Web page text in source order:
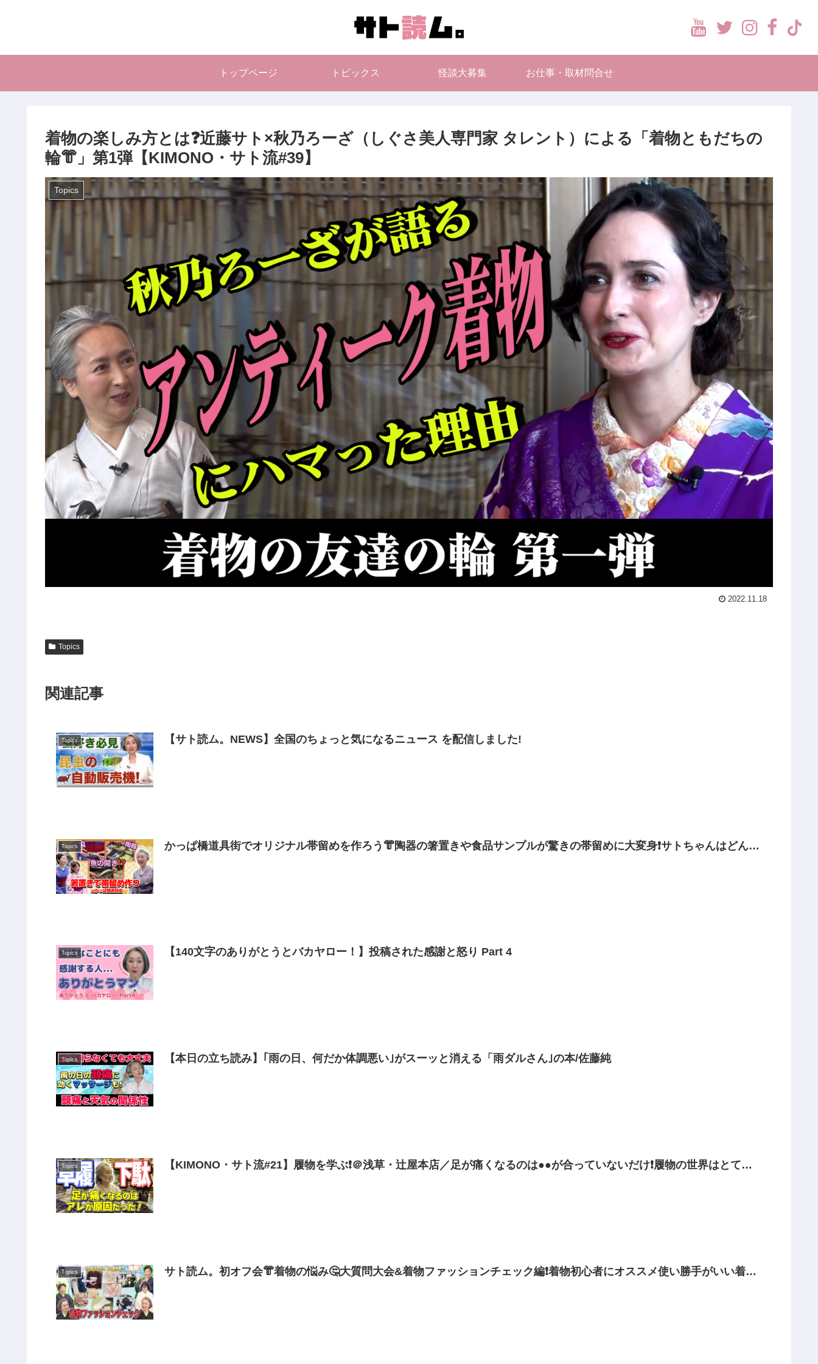
Youtube
Twitter
トップページ トピックス 怪談大募集 お仕事・取材問合せ
着物の楽しみ方とは❓近藤サト×秋乃ろーざ（しぐさ美人専門家 タレント）による「着物ともだちの
輪👘」第1弾【KIMONO・サト流#39】
Topics
2022.11.18
Topics
関連記事
Topics 【サト読ム。NEWS】全国のちょっと気になるニュース を配信しました!
Topics
かっぱ橋道具街でオリジナル帯留めを作ろう👘陶器の箸置きや食品サンプルが驚きの帯留めに大変身❗️サトちゃんはどんな
Topics 【140文字のありがとうとバカヤロー！】投稿された感謝と怒り Part 4
Topics 【本日の立ち読み】｢雨の日、何だか体調悪い｣がスーッと消える「雨ダルさん｣の本/佐藤純
Topics
【KIMONO・サト流#21】履物を学ぶ❗️＠浅草・辻屋本店／足が痛くなるのは●●が合っていないだけ❗️履物の世界はとても
Topics
サト読ム。初オフ会👘着物の悩み🤔大質問大会&着物ファッションチェック編❗️着物初心者にオススメ使い勝手がいい着物